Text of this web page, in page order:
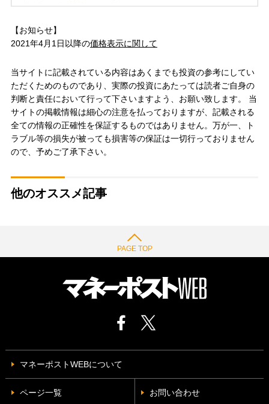
【お知らせ】
2021年4月1日以降の価格表示に関して
当サイトに記載されている内容はあくまでも投資の参考にしてい
ただくためのものであり、実際の投資にあたっては読者ご自身の
判断と責任において行って下さいますよう、お願い致します。 当
サイトの掲載情報は細心の注意を払っておりますが、記載される
全ての情報の正確性を保証するものではありません。万が一、ト
ラブル等の損失が被っても損害等の保証は一切行っておりません
ので、予めご了承下さい。
他のオススメ記事
PAGE TOP
マネーポストWEBについて
ページ一覧 お問い合わせ